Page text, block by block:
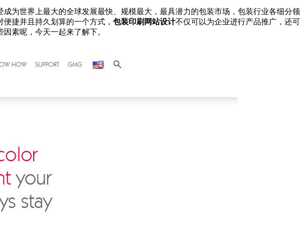
为世界上最大的全球发展最快、规模最大，最具潜力的包装市场，包装行业各细分领
捷并且持久划算的一个方式， 包装印刷网站设计不仅可以为企业进行产品推广，还可
素呢，今天一起来了解下。